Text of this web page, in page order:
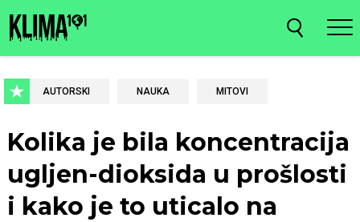
AUTORSKI NAUKA MITOVI
Kolika je bila koncentracija
ugljen-dioksida u prošlosti
i kako je to uticalo na